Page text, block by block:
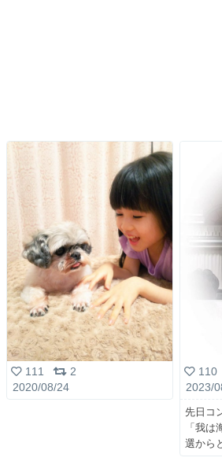
111
2
2020/08/24
110
2023/
先日コ
「我
選から